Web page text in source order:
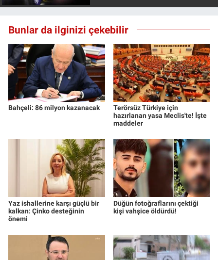
Bunlar da ilginizi çekebilir
Bahçeli: 86 milyon kazanacak
Terörsüz Türkiye için
hazırlanan yasa Meclis'te! İşte
maddeler
Yaz ishallerine karşı güçlü bir
kalkan: Çinko desteğinin
önemi
Düğün fotoğraflarını çektiği
kişi vahşice öldürdü!